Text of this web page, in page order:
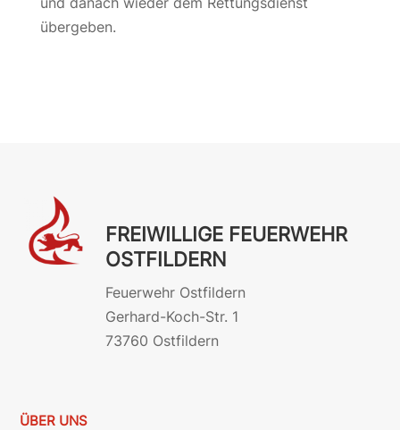
übergeben.
FREIWILLIGE FEUERWEHR
OSTFILDERN
Feuerwehr Ostfildern
Gerhard-Koch-Str. 1
73760 Ostfildern
ÜBER UNS